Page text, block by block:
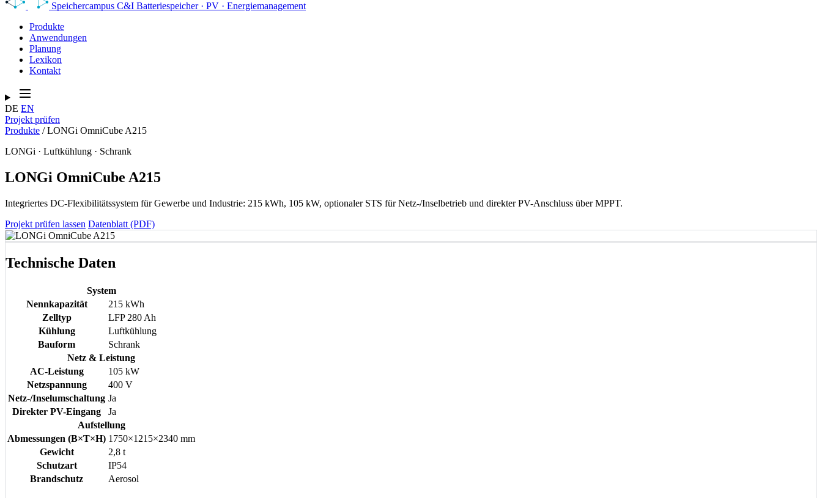
Speichercampus C&I Batteriespeicher · PV · Energiemanagement
Produkte
Anwendungen
Planung
Lexikon
Kontakt
DE EN
Projekt prüfen
Produkte /LONGi OmniCube A215
LONGi · Luftkühlung · Schrank
LONGi OmniCube A215
Integriertes DC-Flexibilitätssystem für Gewerbe und Industrie: 215 kWh, 105 kW, optionaler STS für Netz-/Inselbetrieb und direkter PV-Anschluss über MPPT.
Projekt prüfen lassen Datenblatt (PDF)
Technische Daten
System
Nennkapazität
215 kWh
Zelltyp
LFP 280 Ah
Kühlung
Luftkühlung
Bauform
Schrank
Netz & Leistung
AC-Leistung
105 kW
Netzspannung
400 V
Netz-/Inselumschaltung Ja
Direkter PV-Eingang
Ja
Aufstellung
Abmessungen (B×T×H) 1750×1215×2340 mm
Gewicht
2,8 t
Schutzart
IP54
Brandschutz
Aerosol